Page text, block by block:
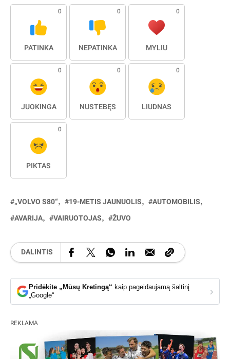
0
PATINKA
0
NEPATINKA
0
MYLIU
0
JUOKINGA
0
NUSTEBĘS
0
LIŪDNAS
0
PIKTAS
„VOLVO S80“ 19-METIS JAUNUOLIS
AUTOMOBILIS
AVARIJA
VAIRUOTOJAS ŽUVO
DALINTIS
Pridėkite „Mūsų Kretingą“ kaip pageidaujamą šaltinį
„Google“
›
REKLAMA